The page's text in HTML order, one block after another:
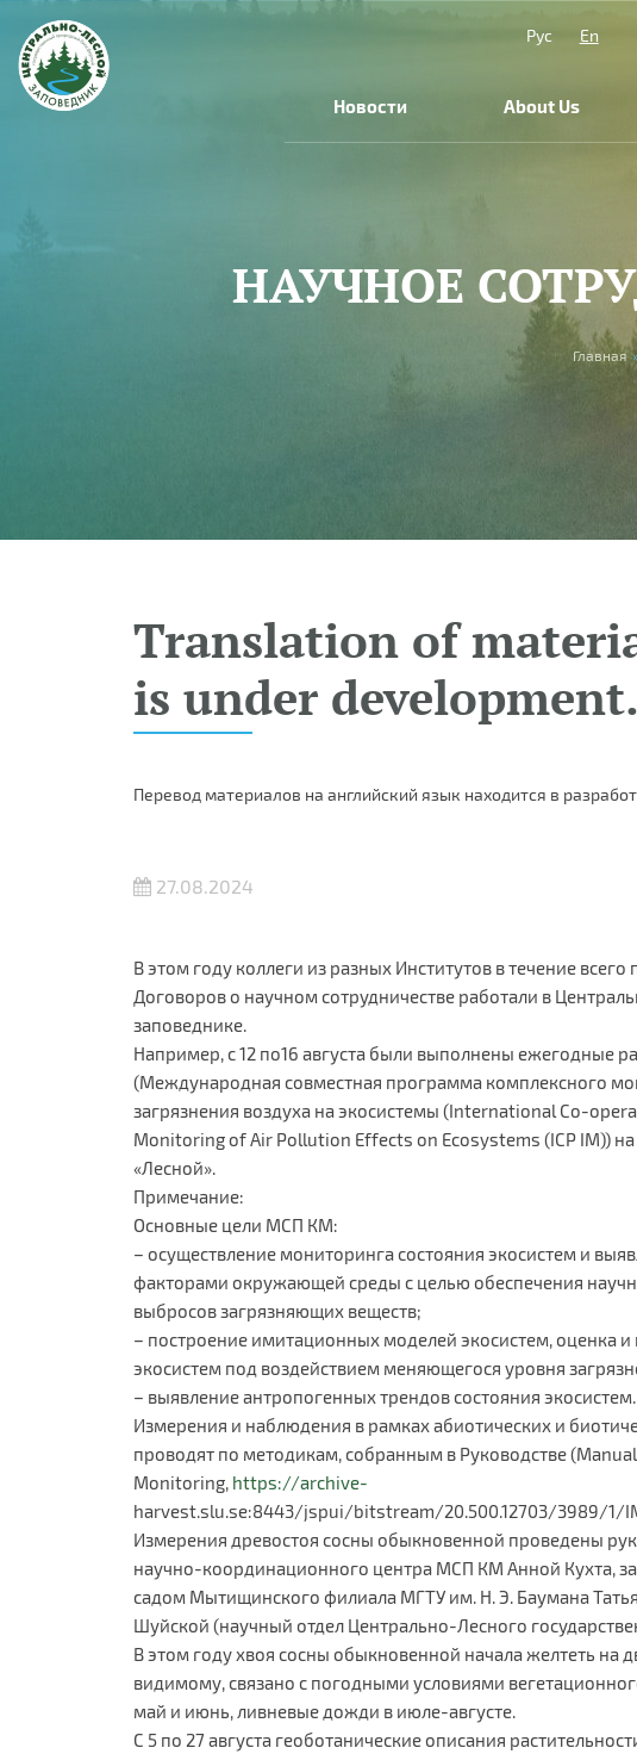
Рус
En
Новости About Us
НАУЧНОЕ
Главная
Translation of
is under development.
Перевод материалов на английский язык находится в
27.08.2024
В этом году коллеги из разных Институтов в течение всего
Договоров о научном сотрудничестве работали в
заповеднике.
Например, с 12 по16 августа были выполнены ежегодные
(Международная совместная программа комплексного
загрязнения воздуха на экосистемы (International Co-
Monitoring of Air Pollution Effects on Ecosystems (ICP IM))
«Лесной».
Примечание:
Основные цели МСП КМ:
– осуществление мониторинга состояния экосистем и
факторами окружающей среды с целью обеспечения
выбросов загрязняющих веществ;
– построение имитационных моделей экосистем, оценка
экосистем под воздействием меняющегося уровня
– выявление антропогенных трендов состояния экосистем.
Измерения и наблюдения в рамках абиотических и
проводят по методикам, собранным в Руководстве
Monitoring, https://archive-
harvest.slu.se:8443/jspui/bitstream/20.500.12703/3989/1/
Измерения древостоя сосны обыкновенной проведены
научно-координационного центра МСП КМ Анной Кухта,
садом Мытищинского филиала МГТУ им. Н. Э. Баумана
Шуйской (научный отдел Центрально-Лесного
В этом году хвоя сосны обыкновенной начала желтеть на
видимому, связано с погодными условиями
май и июнь, ливневые дожди в июле-августе.
С 5 по 27 августа геоботанические описания